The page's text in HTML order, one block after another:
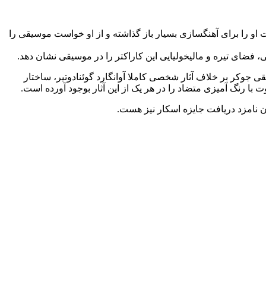
را برای آهنگسازی بسیار باز گذاشته و از او خواست موسیقی را
تیره و مالیخولیایی این کاراکتر را در موسیقی نشان دهد.
بر خلاف آثار شخصی کاملا آوانگارد گوئنادوتیر، ساختار
آمیزی متضاد را در هر یک از این آثار بوجود آورده است.
نامزد دریافت جایزه اسکار نیز هست.